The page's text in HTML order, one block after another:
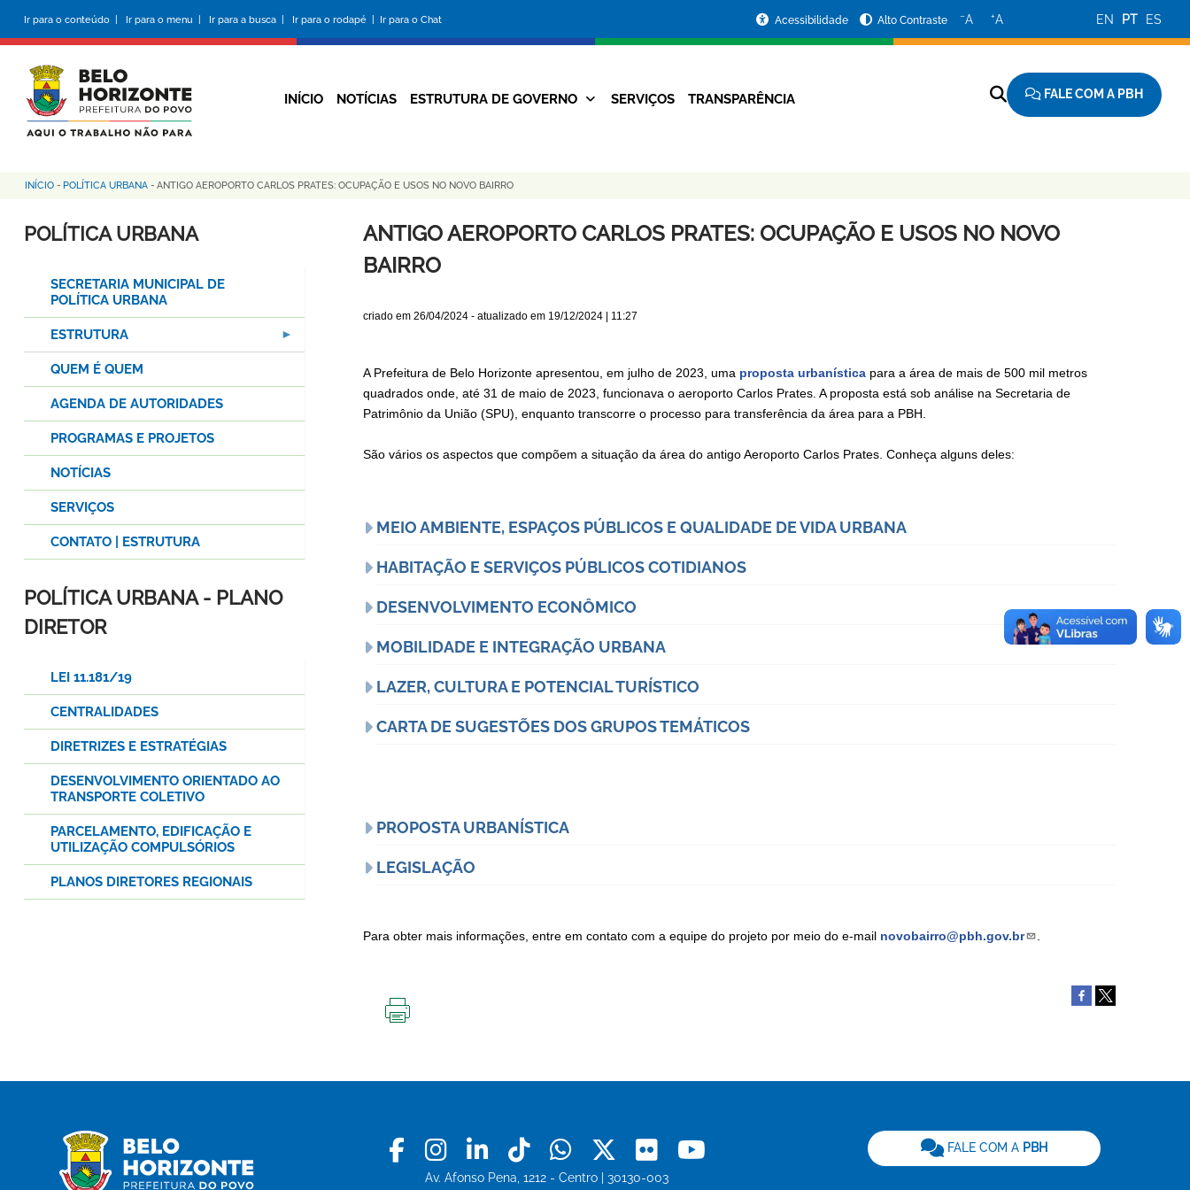
conteúdo
principal
Ir para o conteúdo | Ir para o menu | Ir para a busca | Ir para o rodapé | Ir para o Chat
da
Prefeitura
Acessibilidade Alto Contraste −A +A EN PT ES
Navegação
INÍCIO NOTÍCIAS ESTRUTURA DE GOVERNO SERVIÇOS TRANSPARÊNCIA FALE COM A PBH
Trilha
de
INÍCIO - POLÍTICA URBANA - ANTIGO AEROPORTO CARLOS PRATES: OCUPAÇÃO E USOS NO NOVO BAIRRO
ANTIGO AEROPORTO CARLOS PRATES: OCUPAÇÃO E USOS NO NOVO
BAIRRO
criado em 26/04/2024- atualizado em 19/12/2024 | 11:27
A Prefeitura de Belo Horizonte apresentou, em julho de 2023, uma proposta urbanísticapara a área de mais de 500 mil metros
quadrados onde, até 31 de maio de 2023, funcionava o aeroporto Carlos Prates. A proposta está sob análise na Secretaria de
Patrimônio da União (SPU), enquanto transcorre o processo para transferência da área para a PBH.
São vários os aspectos que compõem a situação da área do antigo Aeroporto Carlos Prates. Conheça alguns deles:
MEIO AMBIENTE, ESPAÇOS PÚBLICOS E QUALIDADE DE VIDA URBANA
HABITAÇÃO E SERVIÇOS PÚBLICOS COTIDIANOS
DESENVOLVIMENTO ECONÔMICO
MOBILIDADE E INTEGRAÇÃO URBANA
LAZER, CULTURA E POTENCIAL TURÍSTICO
CARTA DE SUGESTÕES DOS GRUPOS TEMÁTICOS
PROPOSTA URBANÍSTICA
LEGISLAÇÃO
Para obter mais informações, entre em contato com a equipe do projeto por meio do e-mail novobairro@pbh.gov.br .
POLÍTICA URBANA
SECRETARIA MUNICIPAL DE
POLÍTICA URBANA
ESTRUTURA
QUEM É QUEM
AGENDA DE AUTORIDADES
PROGRAMAS E PROJETOS
NOTÍCIAS
SERVIÇOS
CONTATO | ESTRUTURA
POLÍTICA URBANA - PLANO
DIRETOR
LEI 11.181/19
CENTRALIDADES
DIRETRIZES E ESTRATÉGIAS
DESENVOLVIMENTO ORIENTADO AO
TRANSPORTE COLETIVO
PARCELAMENTO, EDIFICAÇÃO E
UTILIZAÇÃO COMPULSÓRIOS
PLANOS DIRETORES REGIONAIS
Facebook
Instagram
LinkedinTiktokWhatsapp
X Flickr
Av. Afonso Pena, 1212 - Centro | 30130-003
FALE COM A PBH